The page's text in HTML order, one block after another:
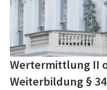
Wertermittlung II
Weiterbildung §